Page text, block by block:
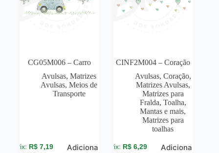
CG05M006 – Carro
Avulsas,Matrizes
Avulsas,Meios de
Transporte
R$ 7,19
Adicionar
CINF2M004 – Coração
Avulsas, Coração,
Matrizes Avulsas,
Matrizes para
Fralda, Toalha,
Mantas e mais,
Matrizes para
toalhas
R$ 6,29
Adicionar